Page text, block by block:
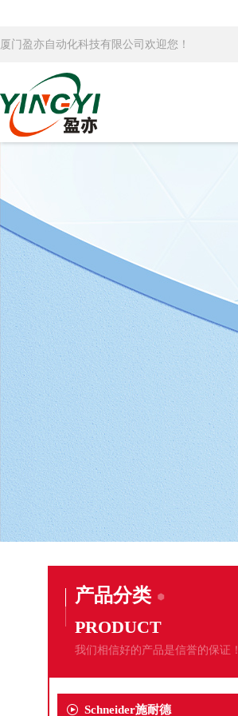
厦门盈亦自动化科技有限公司欢迎您！
产品分类
PRODUCT
我们相信好的产品是信誉的保证！
Schneider施耐德